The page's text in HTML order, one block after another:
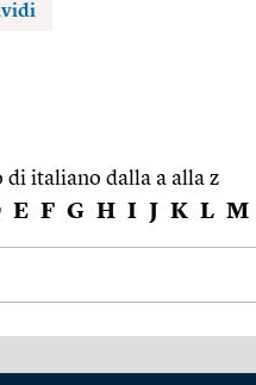
italiano dalla a alla z
E F G H I J K L M